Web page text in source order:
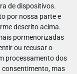
de dispositivos.
por nossa parte e
descrito acima.
pormenorizadas
ou recusar o
processamento dos
consentimento, mas
23